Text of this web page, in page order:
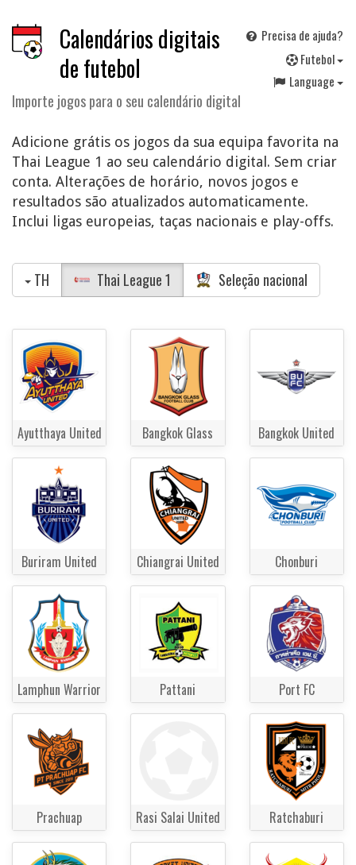
Calendários digitais
de futebol
Importe jogos para o seu calendário digital
Precisa de ajuda?
Futebol
Language
Adicione grátis os jogos da sua equipa favorita na
Thai League 1 ao seu calendário digital. Sem criar
conta. Alterações de horário, novos jogos e
resultados são atualizados automaticamente.
Inclui ligas europeias, taças nacionais e play-offs.
TH Thai League 1 Seleção nacional
Ayutthaya United Bangkok Glass Bangkok United
Buriram United Chiangrai United Chonburi
Lamphun Warrior Pattani Port FC
Prachuap Rasi Salai United Ratchaburi